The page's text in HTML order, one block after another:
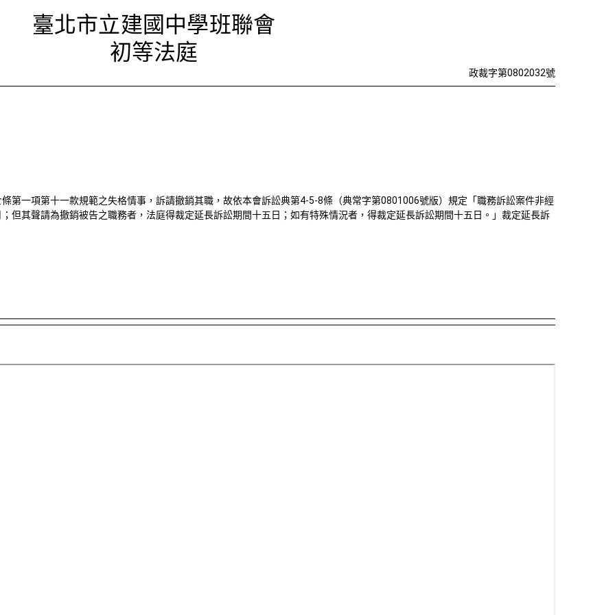
0802016號案延長
臺北市立建國中學班聯會
初等法庭
政裁字第0802032號
第一項第十一款規範之失格情事，訴請撤銷其職，故依本會訴訟典第4-5-8條（典常字第0801006號版）規定「職務訴訟案件非經
但其聲請為撤銷被告之職務者，法庭得裁定延長訴訟期間十五日；如有特殊情況者，得裁定延長訴訟期間十五日。」裁定延長訴